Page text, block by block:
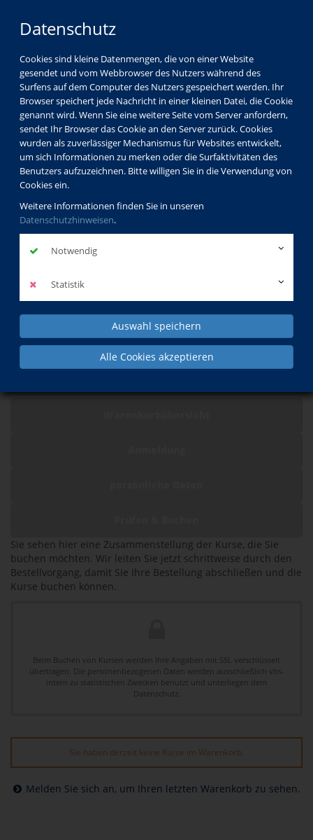
Datenschutz
Cookies sind kleine Datenmengen, die von einer Website
gesendet und vom Webbrowser des Nutzers während des
Surfens auf dem Computer des Nutzers gespeichert werden. Ihr
Browser speichert jede Nachricht in einer kleinen Datei, die Cookie
genannt wird. Wenn Sie eine weitere Seite vom Server anfordern,
sendet Ihr Browser das Cookie an den Server zurück. Cookies
wurden als zuverlässiger Mechanismus für Websites entwickelt,
um sich Informationen zu merken oder die Surfaktivitäten des
Benutzers aufzuzeichnen. Bitte willigen Sie in die Verwendung von
Cookies ein.
Weitere Informationen finden Sie in unseren
Datenschutzhinweisen.
Notwendig
Statistik
Auswahl speichern
Alle Cookies akzeptieren
Warenkorb
Ihre Kursliste
Sie sehen hier eine Zusammenstellung der Kurse, die Sie
buchen möchten. Wir leiten Sie jetzt schrittweise durch den
Bestellvorgang, damit Sie Ihre Bestellung abschließen und die
Kurse buchen können.
Beim Buchen von Kursen werden Ihre Angaben mit SSL verschlüsselt
übertragen. Die personenbezogenen Daten werden ausschließlich vhs-
intern zu statistischen Zwecken benutzt und unterliegen dem
Datenschutz.
Sie haben derzeit keine Kurse im Warenkorb.
Melden Sie sich an, um Ihren letzten Warenkorb zu sehen.